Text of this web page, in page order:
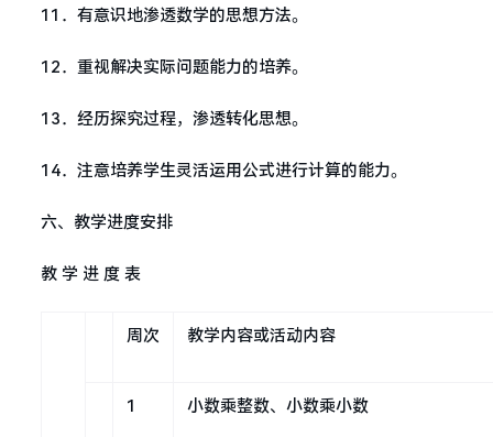
11．有意识地渗透数学的思想方法。
12．重视解决实际问题能力的培养。
13．经历探究过程，渗透转化思想。
14．注意培养学生灵活运用公式进行计算的能力。
六、教学进度安排
教 学 进 度 表
周次 教学内容或活动内容
1 小数乘整数、小数乘小数